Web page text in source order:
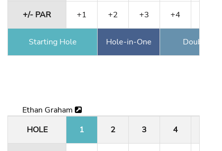
+/- PAR +1 +2 +3 +4
Starting Hole Hole-in-One Double
Ethan Graham
HOLE
1 2 3 4